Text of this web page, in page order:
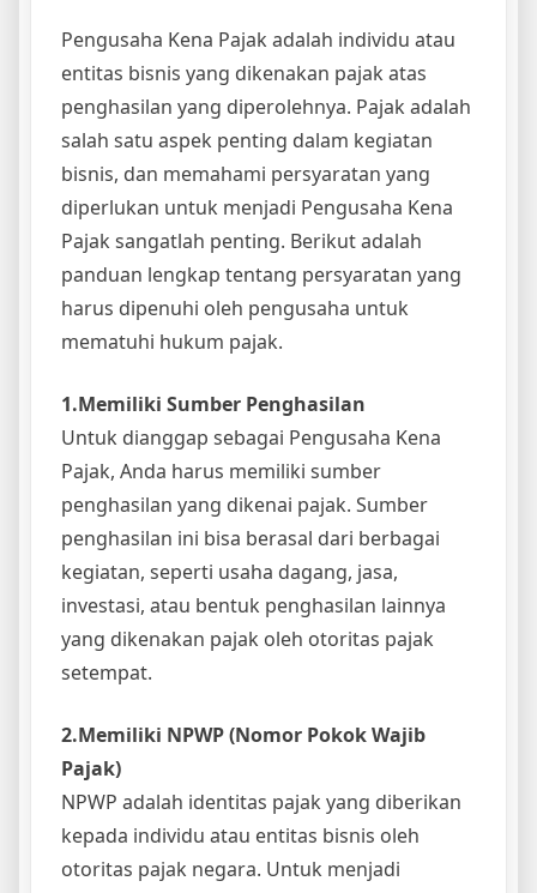
Pengusaha Kena Pajak adalah individu atau
entitas bisnis yang dikenakan pajak atas
penghasilan yang diperolehnya. Pajak adalah
salah satu aspek penting dalam kegiatan
bisnis, dan memahami persyaratan yang
diperlukan untuk menjadi Pengusaha Kena
Pajak sangatlah penting. Berikut adalah
panduan lengkap tentang persyaratan yang
harus dipenuhi oleh pengusaha untuk
mematuhi hukum pajak.
1.Memiliki Sumber Penghasilan
Untuk dianggap sebagai Pengusaha Kena
Pajak, Anda harus memiliki sumber
penghasilan yang dikenai pajak. Sumber
penghasilan ini bisa berasal dari berbagai
kegiatan, seperti usaha dagang, jasa,
investasi, atau bentuk penghasilan lainnya
yang dikenakan pajak oleh otoritas pajak
setempat.
2.Memiliki NPWP (Nomor Pokok Wajib
Pajak)
NPWP adalah identitas pajak yang diberikan
kepada individu atau entitas bisnis oleh
otoritas pajak negara. Untuk menjadi